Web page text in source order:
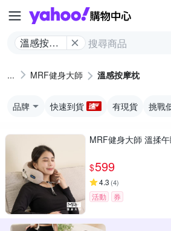
Yahoo
溫感按摩
MRF健身大師 溫感按摩枕
品牌 快速到貨 有現貨 挑戰
MRF健身大師 溫揉
$599
4.3 (4)
活動 券